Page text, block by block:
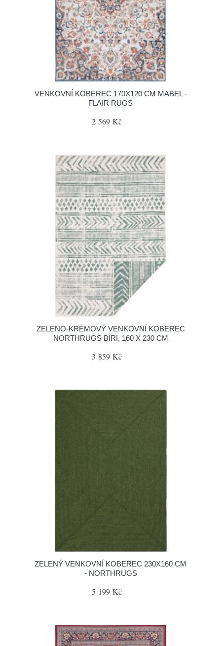
VENKOVNÍ KOBEREC 170X120 CM MABEL -
FLAIR RUGS
2 569 Kč
ZELENO-KRÉMOVÝ VENKOVNÍ KOBEREC
NORTHRUGS BIRI, 160 X 230 CM
3 859 Kč
ZELENÝ VENKOVNÍ KOBEREC 230X160 CM
- NORTHRUGS
5 199 Kč